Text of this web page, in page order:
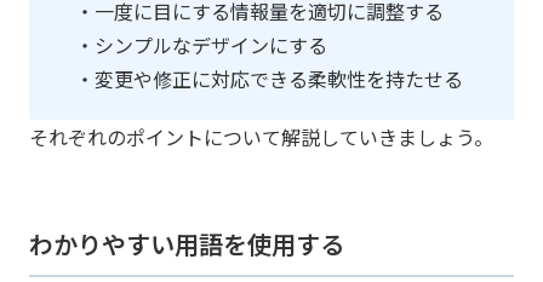
・一度に目にする情報量を適切に調整する
・シンプルなデザインにする
・変更や修正に対応できる柔軟性を持たせる
それぞれのポイントについて解説していきましょう。
わかりやすい用語を使用する